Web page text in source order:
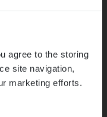
agree to the storing
site navigation,
marketing efforts.